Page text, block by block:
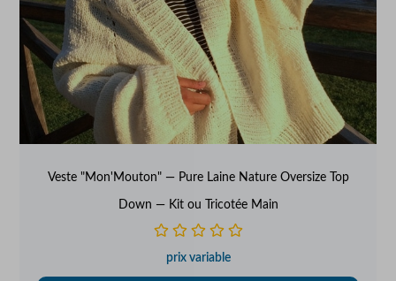
Veste "Mon'Mouton" — Pure Laine Nature Oversize Top
Down — Kit ou Tricotée Main
prix variable